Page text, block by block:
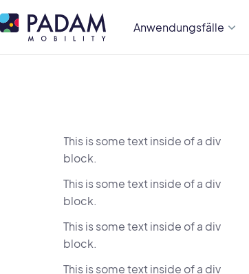
Anwendungsfälle
This is some text inside of a div
block.
This is some text inside of a div
block.
This is some text inside of a div
block.
This is some text inside of a div